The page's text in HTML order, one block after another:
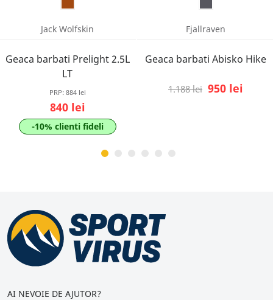
Jack Wolfskin
Geaca barbati Prelight 2.5L
LT
PRP: 884 lei
840 lei
-10% clienti fideli
Fjallraven
Geaca barbati Abisko Hike
1.188 lei 950 lei
AI NEVOIE DE AJUTOR?